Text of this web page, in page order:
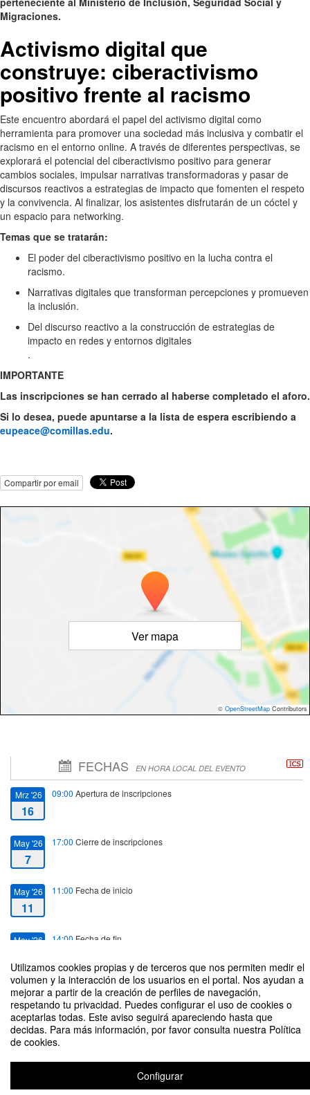
Utilizamos cookies propias y de terceros que nos permiten medir el
volumen y la interacción de los usuarios en el portal. Nos ayudan a
mejorar a partir de la creación de perfiles de navegación,
respetando tu privacidad. Puedes configurar el uso de cookies o
aceptarlas todas. Este aviso seguirá apareciendo hasta que
decidas. Para más información, por favor consulta nuestra Política
de cookies.
Configurar
Migraciones.
Activismo digital que
construye: ciberactivismo
positivo frente al racismo
Este encuentro abordará el papel del activismo digital como
herramienta para promover una sociedad más inclusiva y combatir el
racismo en el entorno online. A través de diferentes perspectivas, se
explorará el potencial del ciberactivismo positivo para generar
cambios sociales, impulsar narrativas transformadoras y pasar de
discursos reactivos a estrategias de impacto que fomenten el respeto
y la convivencia. Al finalizar, los asistentes disfrutarán de un cóctel y
un espacio para networking.
Temas que se tratarán:
El poder del ciberactivismo positivo en la lucha contra el
racismo.
Narrativas digitales que transforman percepciones y promueven
la inclusión.
Del discurso reactivo a la construcción de estrategias de
impacto en redes y entornos digitales
.
IMPORTANTE
Las inscripciones se han cerrado al haberse completado el aforo.
Si lo desea, puede apuntarse a la lista de espera escribiendo a
eupeace@comillas.edu.
Compartir por email
Ver mapa
© OpenStreetMap Contributors
FECHAS EN HORA LOCAL DEL EVENTO
Mrz '26
16
09:00 Apertura de inscripciones
May '26
7
17:00 Cierre de inscripciones
May '26
11
11:00 Fecha de inicio
May '26 14:00 Fecha de fin
Activismo digital que construye: ciberactivismo positivo frente al racismo